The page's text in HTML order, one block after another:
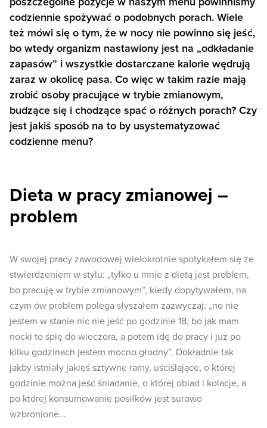
codziennie spożywać o podobnych porach. Wiele
też mówi się o tym, że w nocy nie powinno się jeść,
bo wtedy organizm nastawiony jest na „odkładanie
zapasów” i wszystkie dostarczane kalorie wędrują
zaraz w okolicę pasa. Co więc w takim razie mają
zrobić osoby pracujące w trybie zmianowym,
budzące się i chodzące spać o różnych porach? Czy
jest jakiś sposób na to by usystematyzować
codzienne menu?
Dieta w pracy zmianowej –
problem
W swojej pracy zawodowej wielokrotnie spotykałem się ze
stwierdzeniem w stylu: „tylko u mnie z dietą jest problem,
bo pracuję w trybie zmianowym”, kiedy dopytywałem, na
czym ów problem polega słyszałem zazwyczaj: „no nie
jestem w stanie nic nie jeść po godzinie 18, bo jak mam
nocki to śpię do wieczora, a potem idę do pracy i już po
kilku godzinach jestem mocno głodny”. Dokładnie tak
jakby istniały jakieś sztywne ramy, uściślające, o której
godzinie można jeść śniadanie, o której obiad i kolacje, a
po której konsumowanie posiłków jest surowo
wzbronione…